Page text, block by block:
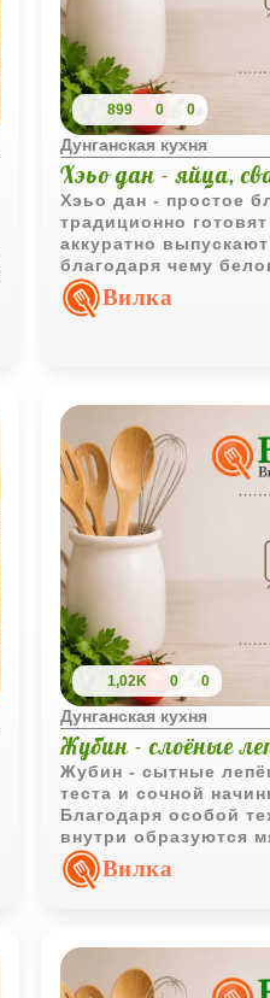
899 0 0
Дунганская кухня
Хэьо дан - яйца,
Хэьо дан - простое
традиционно
аккуратно
благодаря чему
вокруг желтка,
напоминающую
Вилка
1,02K 0 0
Дунганская кухня
Жубин - слоёные
Жубин - сытные
теста и сочной
Благодаря особой
внутри образуются
готовое блюдо
хорошо подходит
Вилка